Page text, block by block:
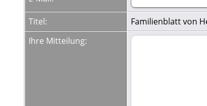
Titel:
Familienblatt von
Ihre Mitteilung: